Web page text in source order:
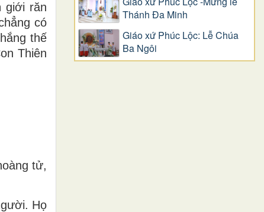
giới răn
có
thế
Thiên
tử,
Họ
Thánh Đa Minh
Giáo xứ Phúc Lộc: Lễ Chúa
Ba Ngôi